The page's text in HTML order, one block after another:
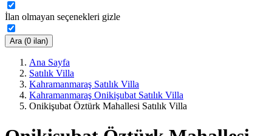
İlan olmayan seçenekleri gizle
Ara (0 ilan)
Ana Sayfa
Satılık Villa
Kahramanmaraş Satılık Villa
Kahramanmaraş Onikişubat Satılık Villa
Onikişubat Öztürk Mahallesi Satılık Villa